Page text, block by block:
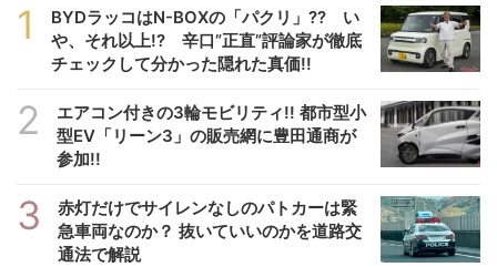
1
BYDラッコはN-BOXの「パクリ」?? い
や、それ以上!? 辛口”正直”評論家が徹底
チェックして分かった隠れた真価!!
2
エアコン付きの3輪モビリティ!! 都市型小
型EV「リーン3」の販売網に豊田通商が
参加!!
3
赤灯だけでサイレンなしのパトカーは緊
急車両なのか？ 抜いていいのかを道路交
通法で解説